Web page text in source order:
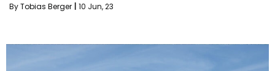
ByTobias Berger 10 Jun, 23